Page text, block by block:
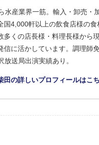
水産業界一筋。輸入・卸売・
国4,000軒以上の飲食店様の
多くの店長様・料理長様から
信に活かしています。調理師
放送局出演実績あり。
田の詳しいプロフィールはこ